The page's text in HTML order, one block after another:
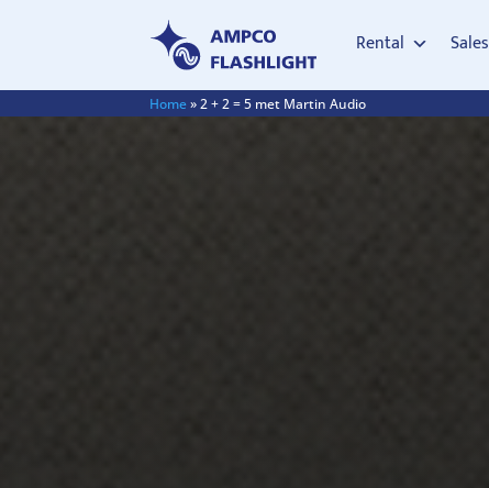
Rental Sales
Home»2 + 2 = 5 met Martin Audio